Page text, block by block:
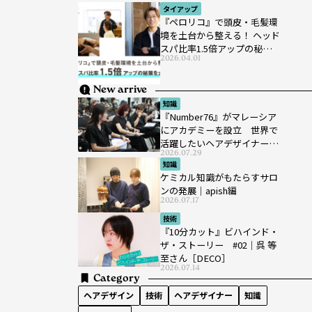
タイアップ
『ペロリコ』で頭皮・毛髪環
境を土台から整える！ ヘッド
スパ比率1.5倍アップの秘策を
大公開
2026.04.01
New arrive
知識
『Number76』がマレーシア
にアカデミーを設立 世界で
活躍したいヘアデザイナーを
育成
2026.07.29
知識
ケミカル知識がもたらすサロ
ンの発展｜apish編
2026.07.17
技術
『10分カット』ビハインド・
ザ・ストーリー #02｜呉 等
至さん［DECO］
2026.07.14
Category
ヘアデザイン 技術 ヘアデザイナー
知識